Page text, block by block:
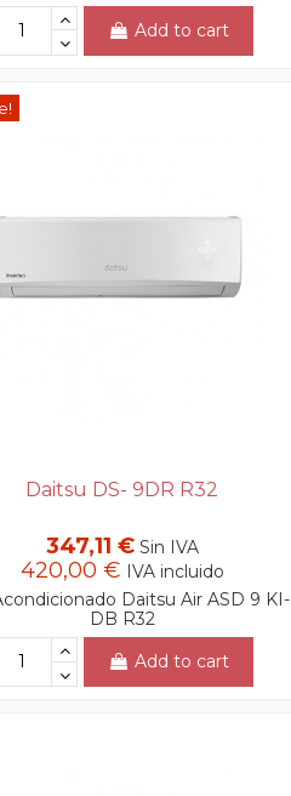
Add to cart
Daitsu DS- 9DR R32
347,11 € Sin IVA
420,00 € IVA incluido
Daitsu Air ASD 9 KI-
DB R32
Add to cart